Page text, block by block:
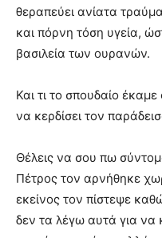
θεραπεύει ανίατα
και πόρνη τόση υγεία,
βασιλεία των ουρανών.
Και τι το σπουδαίο
να κερδίσει τον
Θέλεις να σου πω
Πέτρος τον αρνήθηκε
εκείνος τον πίστεψε
δεν τα λέγω αυτά για